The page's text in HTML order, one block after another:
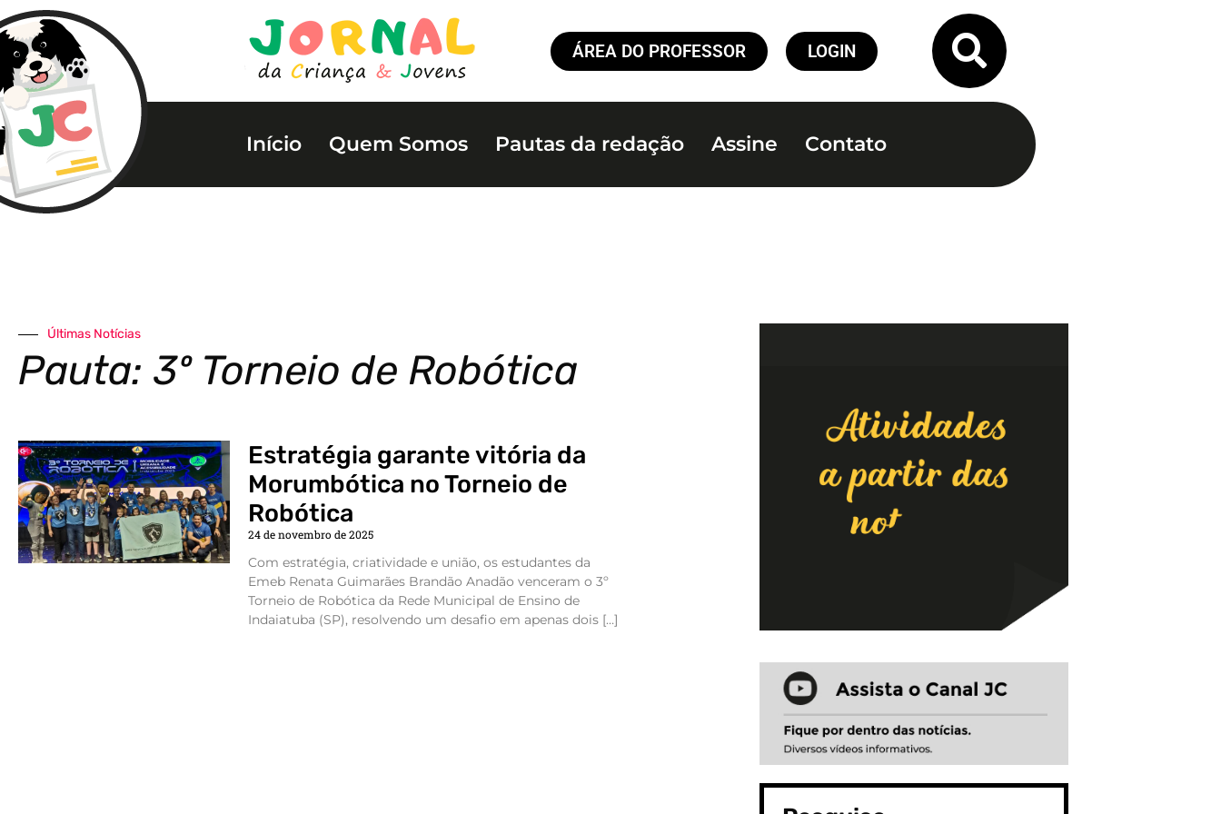
ÁREA DO PROFESSOR LOGIN
Início Quem Somos Pautas da redação Assine Contato
Últimas Notícias
Pauta: 3º Torneio de Robótica
Estratégia garante vitória da
Morumbótica no Torneio de
Robótica
24 de novembro de 2025
Com estratégia, criatividade e união, os estudantes da
Emeb Renata Guimarães Brandão Anadão venceram o 3º
Torneio de Robótica da Rede Municipal de Ensino de
Indaiatuba (SP), resolvendo um desafio em apenas dois […]